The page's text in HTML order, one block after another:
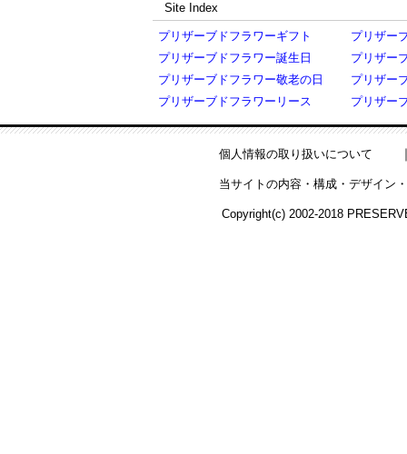
Site Index
プリザーブドフラワーギフト
プリザー
プリザーブドフラワー誕生日
プリザー
プリザーブドフラワー敬老の日
プリザー
プリザーブドフラワーリース
プリザー
個人情報の取り扱いについて
当サイトの内容・構成・デザイン
Copyright(c) 2002-2018